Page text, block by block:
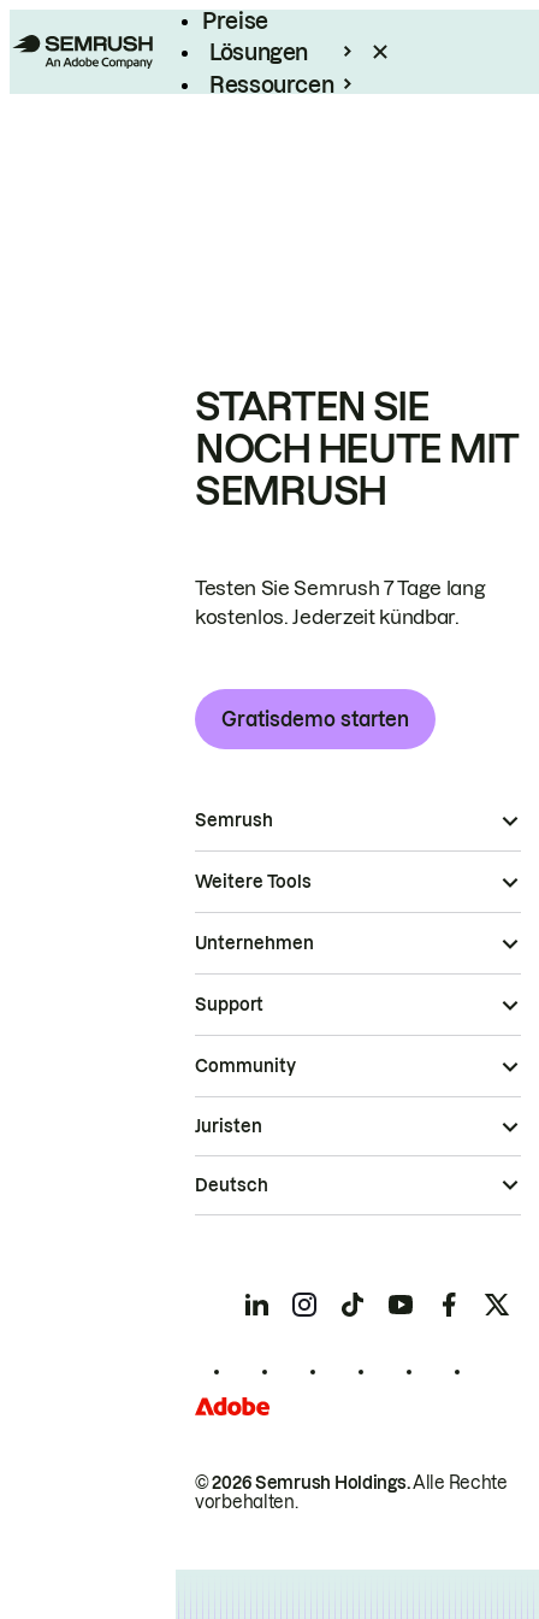
Preise
Lösungen
Ressourcen
STARTEN SIE
NOCH HEUTE MIT
SEMRUSH
Testen Sie Semrush 7 Tage lang
kostenlos. Jederzeit kündbar.
Gratisdemo starten
Semrush
Weitere Tools
Unternehmen
Support
Community
© 2026 Semrush Holdings.Alle Rechte
vorbehalten.
Juristen
Deutsch